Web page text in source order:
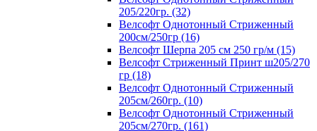
205/220гр. (32)
Велсофт Однотонный Стриженный
200см/250гр (16)
Велсофт Шерпа 205 см 250 гр/м (15)
Велсофт Стриженный Принт ш205/270
гр (18)
Велсофт Однотонный Стриженный
205см/260гр. (10)
Велсофт Однотонный Стриженный
205см/270гр. (161)